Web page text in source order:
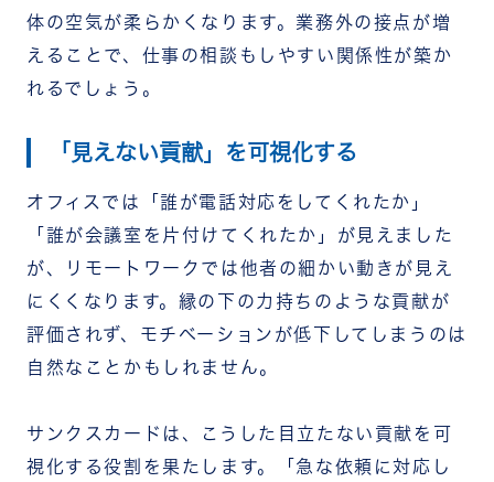
体の空気が柔らかくなります。業務外の接点が増
えることで、仕事の相談もしやすい関係性が築か
れるでしょう。
「見えない貢献」を可視化する
オフィスでは「誰が電話対応をしてくれたか」
「誰が会議室を片付けてくれたか」が見えました
が、リモートワークでは他者の細かい動きが見え
にくくなります。縁の下の力持ちのような貢献が
評価されず、モチベーションが低下してしまうのは
自然なことかもしれません。
サンクスカードは、こうした目立たない貢献を可
視化する役割を果たします。「急な依頼に対応し